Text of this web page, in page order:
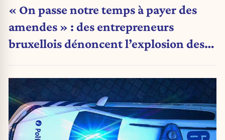
« On passe notre temps à payer des
amendes » : des entrepreneurs
bruxellois dénoncent l’explosion des